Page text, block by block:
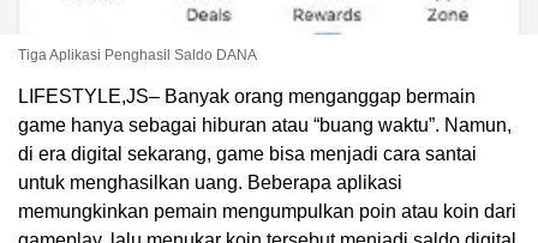
Tiga Aplikasi Penghasil Saldo DANA
LIFESTYLE,JS– Banyak orang menganggap bermain
game hanya sebagai hiburan atau “buang waktu”. Namun,
di era digital sekarang, game bisa menjadi cara santai
untuk menghasilkan uang. Beberapa aplikasi
memungkinkan pemain mengumpulkan poin atau koin dari